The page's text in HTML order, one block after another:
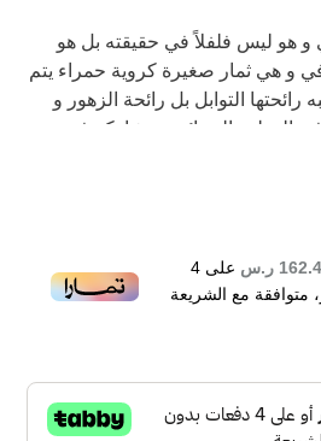
و هو ليس فلفلاً في حقيقته بل هو
و هي ثمار صغيرة كروية حمراء يتم
رائحتها التوابل بل رائحة الزهور و
العطور النسائية و يشاركه في
الحمضية أما قلب و قاعدة العطر
السرو الخضراء مع الباتشولي
ر.س على 4
متوافقة مع الشريعة